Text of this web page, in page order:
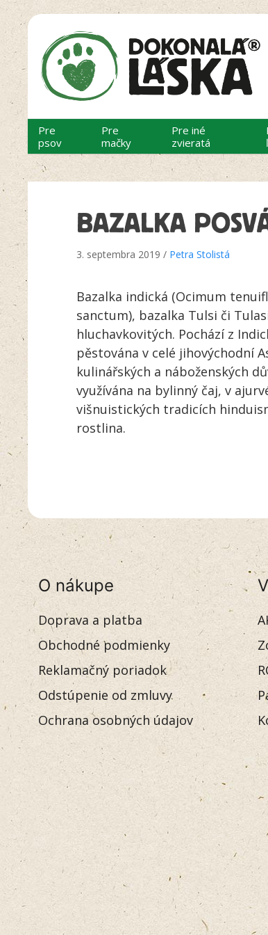
Pre
psov
Pre
mačky
Pre iné
zvieratá
BAZALKA
3. septembra 2019 / Petra Stolistá
Bazalka indická (Ocimum
sanctum), bazalka Tulsi či
hluchavkovitých. Pochází z
pěstována v celé jihovýchodní
kulinářských a náboženských
využívána na bylinný čaj, v
višnuistických tradicích
rostlina.
O nákupe
Doprava a platba
Obchodné podmienky
Reklamačný poriadok
Odstúpenie od zmluvy
Ochrana osobných údajov